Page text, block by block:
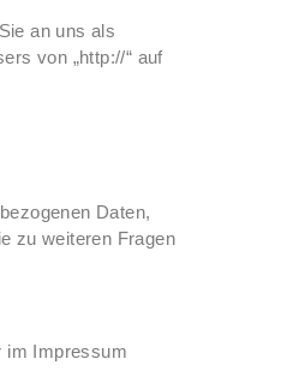
an uns als
von „http://“ auf
Daten,
zu weiteren Fragen
im Impressum